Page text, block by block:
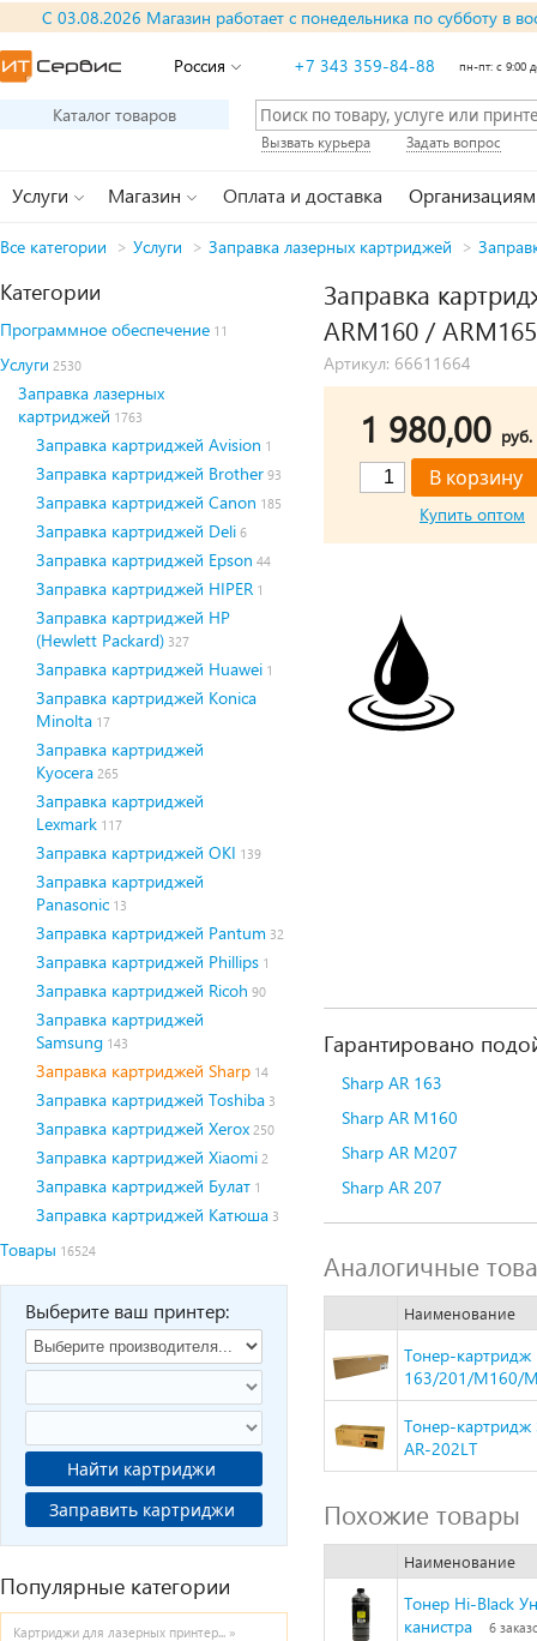
С 03.08.2026 Магазин работает с понедельника по субботу в
Россия +7 343 359-84-88 пн-пт: с 9:00
Каталог товаров
Вызвать курьера Задать вопрос
Услуги Магазин Оплата и доставка Организациям
Все категории > Услуги > Заправка лазерных картриджей >
Категории
Программное обеспечение 11
Услуги 2530
Заправка лазерных
картриджей 1763
Заправка картриджей Avision 1
Заправка картриджей Brother 93
Заправка картриджей Canon 185
Заправка картриджей Deli 6
Заправка картриджей Epson 44
Заправка картриджей HIPER 1
Заправка картриджей HP
(Hewlett Packard) 327
Заправка картриджей Huawei 1
Заправка картриджей Konica
Minolta 17
Заправка картриджей
Kyocera 265
Заправка картриджей
Lexmark 117
Заправка картриджей OKI 139
Заправка картриджей
Panasonic 13
Заправка картриджей Pantum 32
Заправка картриджей Phillips 1
Заправка картриджей Ricoh 90
Заправка картриджей
Samsung 143
Заправка картриджей Sharp 14
Заправка картриджей Toshiba 3
Заправка картриджей Xerox 250
Заправка картриджей Xiaomi 2
Заправка картриджей Булат 1
Заправка картриджей Катюша 3
Товары 16524
Выберите ваш принтер:
Найти картриджи
Заправить картриджи
Популярные категории
Картриджи для лазерных принтер... »
Заправка
ARM160 /
Артикул: 66611664
1 980,00 руб.
Купить оптом
Гарантировано
Sharp AR 163
Sharp AR M160
Sharp AR M207
Sharp AR 207
Аналогичные
Наименование
Тонер-картридж
163/201/M160/
Тонер-
AR-202LT
Похожие товары
Наименование
Тонер Hi-Black
канистра
6